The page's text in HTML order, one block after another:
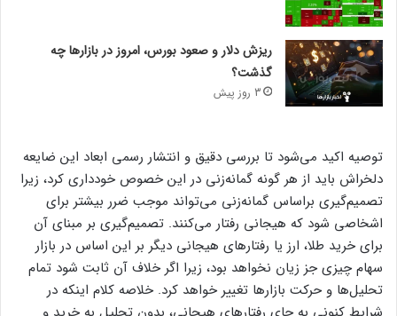
ریزش دلار و صعود بورس، امروز در بازارها چه
گذشت؟
3 روز پیش
توصیه اکید می‌شود تا بررسی دقیق و انتشار رسمی ابعاد این ضایعه
دلخراش باید از هر گونه گمانه‌زنی در این خصوص خودداری کرد، زیرا
تصمیم‌گیری براساس گمانه‌زنی می‌تواند موجب ضرر بیشتر برای
اشخاصی شود که هیجانی رفتار می‌کنند. تصمیم‌گیری بر مبنای آن
برای خرید طلا، ارز یا رفتار‌های هیجانی دیگر بر این اساس در بازار
سهام چیزی جز زیان نخواهد بود، زیرا اگر خلاف آن ثابت شود تمام
تحلیل‌ها و حرکت بازارها تغییر خواهد کرد. خلاصه کلام اینکه در